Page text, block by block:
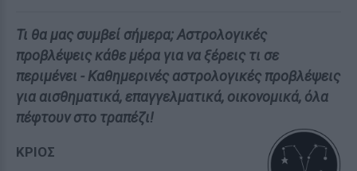
Τι θα μας συμβεί σήμερα; Αστρολογικές
προβλέψεις κάθε μέρα για να ξέρεις τι σε
περιμένει - Καθημερινές αστρολογικές προβλέψεις
για αισθηματικά, επαγγελματικά, οικονομικά, όλα
πέφτουν στο τραπέζι!
ΚΡΙΟΣ